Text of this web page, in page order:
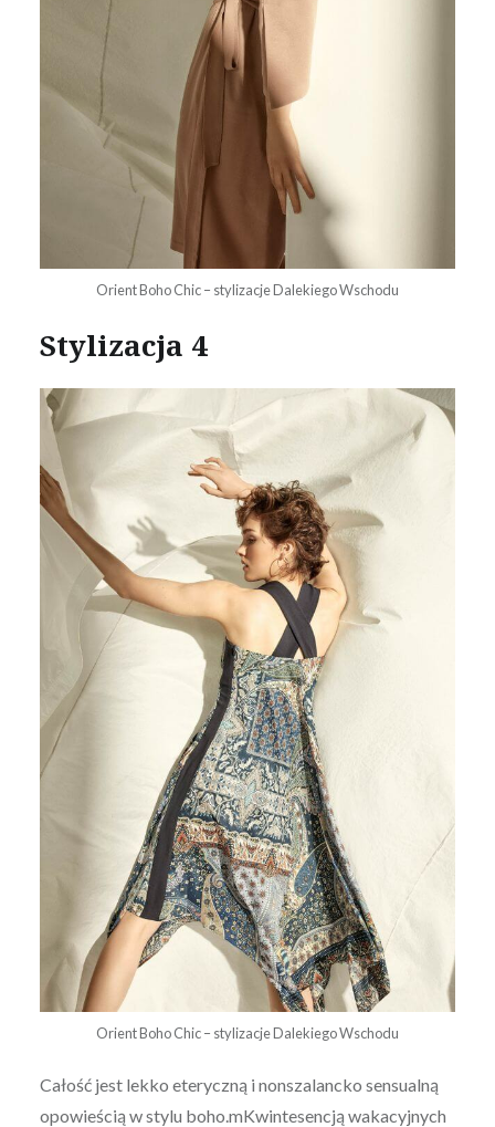
Orient Boho Chic – stylizacje Dalekiego Wschodu
Stylizacja 4
Orient Boho Chic – stylizacje Dalekiego Wschodu
Całość jest lekko eteryczną i nonszalancko sensualną
opowieścią w stylu boho.mKwintesencją wakacyjnych